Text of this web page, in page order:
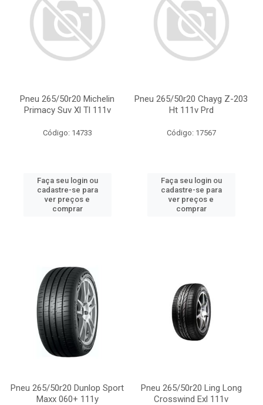
Pneu 265/50r20 Michelin
Primacy Suv Xl Tl 111v
Código: 14733
Faça seu login ou
cadastre-se para
ver preços e
comprar
Pneu 265/50r20 Chayg Z-203
Ht 111v Prd
Código: 17567
Faça seu login ou
cadastre-se para
ver preços e
comprar
Pneu 265/50r20 Dunlop Sport
Maxx 060+ 111y
Pneu 265/50r20 Ling Long
Crosswind Exl 111v